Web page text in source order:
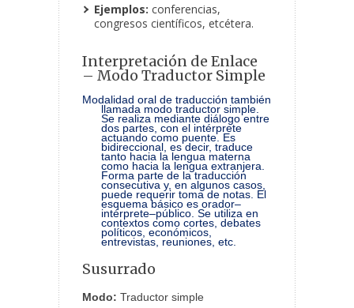
Ejemplos: conferencias,
congresos científicos, etcétera.
Interpretación de Enlace
– Modo Traductor Simple
Modalidad oral de traducción también
llamada modo traductor simple.
Se realiza mediante diálogo entre
dos partes, con el intérprete
actuando como puente. Es
bidireccional, es decir, traduce
tanto hacia la lengua materna
como hacia la lengua extranjera.
Forma parte de la traducción
consecutiva y, en algunos casos,
puede requerir toma de notas. El
esquema básico es orador–
intérprete–público. Se utiliza en
contextos como cortes, debates
políticos, económicos,
entrevistas, reuniones, etc.
Susurrado
Modo: Traductor simple